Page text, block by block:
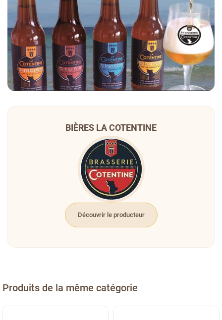
BIÈRES LA COTENTINE
Découvrir le producteur
Produits de la même catégorie